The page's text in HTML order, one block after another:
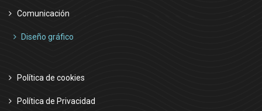
Comunicación
Diseño gráfico
Política de cookies
Política de Privacidad